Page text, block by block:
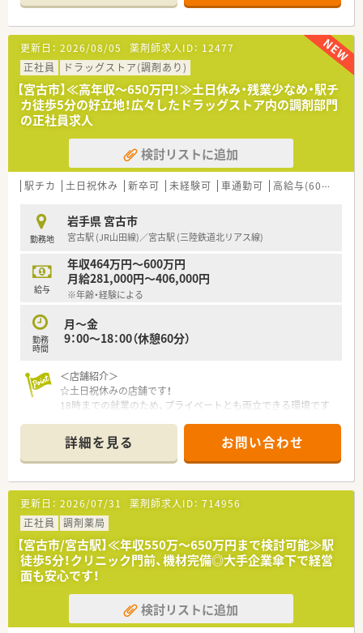
【店舗情報と応需状況について】
■最寄り駅の宮古駅から徒歩10分という通勤に便利な好立地に
位置しており日々の通勤負担が少なく通いやすい環境です。
■近隣医療機関から内科や泌尿器科および神経内科などの処方
箋を1日あたり60枚から70枚程度応需しております。
■現在の勤務体制は常勤薬剤師が2名と非常勤薬剤師が1名に加
えて医療事務5名が在籍しており手厚い人員配置です。
【法人特徴について】
■グループ企業にて接骨院の経営も手掛けており多角的なヘル
スケア事業を通じて地域住民の健康増進に貢献しております。
■地域の皆様に信頼される薬局づくりを目指しており患者様一
人ひとりに寄り添った温かみのある医療サービスを提供しま
■従業員の働きやすさを重視した経営方針を掲げており長期的
なキャリア形成を支援するための充実した福利厚生がありま
す。
【求人情報について】
■今回は新規リニューアルオープンに伴う正社員の募集であり
理論年収500万円から650万円の高待遇をご用意しております。
クラスな条件での選考も可能であり実力をしっかり評価しま
す。
めプライベートの時間を大切にしながら働くことが可能です。
更新日： 2026/08/05 薬剤師求人ID： 12477
正社員
ドラッグストア(調剤あり)
【宮古市】≪高年収～650万円！≫土日休み・残業少なめ・駅チ
カ徒歩5分の好立地！広々したドラッグストア内の調剤部門
の正社員求人
検討リストに追加
駅チカ 土日祝休み 新卒可 未経験可 車通勤可 高給与(600万円以上)
勤務地
岩手県 宮古市
宮古駅 (JR山田線)／宮古駅 (三陸鉄道北リアス線)
給与
年収464万円～600万円
月給281,000円～406,000円
※年齢・経験による
勤務
時間
月～金
9：00～18：00（休憩60分）
＜店舗紹介＞
☆土日祝休みの店舗です！
18時までの就業のため、プライベートとも両立できる環境です
☆宮古駅から徒歩5分程度の立地です！
お車での通勤ももちろん可能です◎
☆面対応ですが近隣は精神科クリニック、小児科クリニック、宮
古市内でも昔からなじみのある病院から広く処方箋を応需して
います。
＜企業紹介＞
★北海道・東北で高いシェアを誇る業界トップ企業！
北海道を中心に23都道府県に約1,274店舗（内調剤300店舗）展開
中のドラッグストアチェーンです。
グループを含めると2,382店舗と業界最大規模な上に、最近では
ASEAN初の「日本式ドラッグストア」と
してタイへの海外進出を果たしグローバル企業の仲間入りをし
ています。
詳細を見る お問い合わせ
更新日： 2026/07/31 薬剤師求人ID： 714956
正社員
調剤薬局
【宮古市/宮古駅】≪年収550万～650万円まで検討可能≫駅
徒歩5分！クリニック門前、機材完備◎大手企業傘下で経営
面も安心です！
検討リストに追加